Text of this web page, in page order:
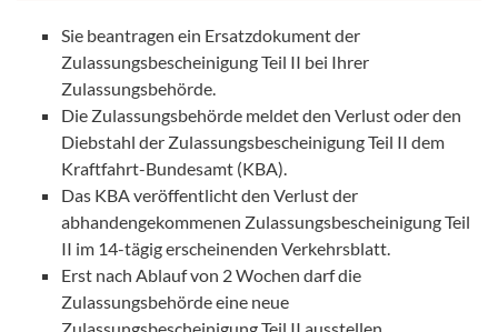
Sie beantragen ein Ersatzdokument der
Zulassungsbescheinigung Teil II bei Ihrer
Zulassungsbehörde.
Die Zulassungsbehörde meldet den Verlust oder den
Diebstahl der Zulassungsbescheinigung Teil II dem
Kraftfahrt-Bundesamt (KBA).
Das KBA veröffentlicht den Verlust der
abhandengekommenen Zulassungsbescheinigung Teil
II im 14-tägig erscheinenden Verkehrsblatt.
Erst nach Ablauf von 2 Wochen darf die
Zulassungsbehörde eine neue
Zulassungsbescheinigung Teil II ausstellen.